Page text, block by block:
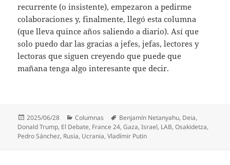
recurrente (o insistente), empezaron a pedirme
colaboraciones y, finalmente, llegó esta columna
(que lleva quince años saliendo a diario). Así que
solo puedo dar las gracias a jefes, jefas, lectores y
lectoras que siguen creyendo que puede que
mañana tenga algo interesante que decir.
Publicado
el
2025/06/28 Categorías
Columnas Etiquetas
Benjamín Netanyahu, Deia,
Donald Trump, El Debate, France 24,Gaza,Israel, LAB,Osakidetza,
Pedro Sánchez, Rusia, Ucrania,Vladímir Putin